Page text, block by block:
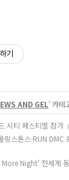
기
AND GEL' 카테
시티 페스티벌 참가
스톤스·RUN DMC
Night’ 전세계